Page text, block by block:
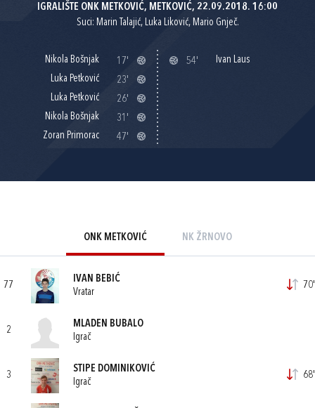
IGRALIŠTE ONK METKOVIĆ, METKOVIĆ, 22.09.2018. 16:00
Suci: Marin Talajić, Luka Liković, Mario Gnječ.
Nikola Bošnjak
17'
Luka Petković
23'
Luka Petković
26'
Nikola Bošnjak
31'
Zoran Primorac
47'
54' Ivan Laus
ONK METKOVIĆ NK ŽRNOVO
77
IVAN BEBIĆ
Vratar
70'
2
MLADEN BUBALO
Igrač
3
STIPE DOMINIKOVIĆ
Igrač
68'